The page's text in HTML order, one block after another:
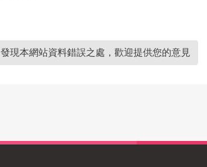
發現本網站資料錯誤之處，歡迎提供您的意見